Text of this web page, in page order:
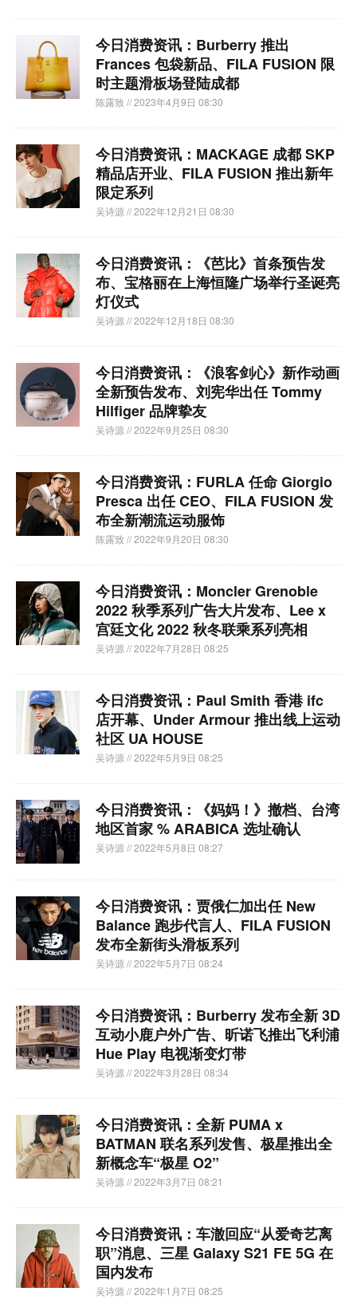
今日消费资讯：Burberry 推出
Frances 包袋新品、FILA FUSION 限
时主题滑板场登陆成都
陈露致// 2023年4月9日 08:30
今日消费资讯：MACKAGE 成都 SKP
精品店开业、FILA FUSION 推出新年
限定系列
吴诗源 // 2022年12月21日 08:30
今日消费资讯：《芭比》首条预告发
布、宝格丽在上海恒隆广场举行圣诞亮
灯仪式
吴诗源 // 2022年12月18日 08:30
今日消费资讯：《浪客剑心》新作动画
全新预告发布、刘宪华出任 Tommy
Hilfiger 品牌挚友
吴诗源 // 2022年9月25日 08:30
今日消费资讯：FURLA 任命 Giorgio
Presca 出任 CEO、FILA FUSION 发
布全新潮流运动服饰
陈露致// 2022年9月20日 08:30
今日消费资讯：Moncler Grenoble
2022 秋季系列广告大片发布、Lee x
宫廷文化 2022 秋冬联乘系列亮相
吴诗源 // 2022年7月28日 08:25
今日消费资讯：Paul Smith 香港 ifc
店开幕、Under Armour 推出线上运动
社区 UA HOUSE
吴诗源 // 2022年5月9日 08:25
今日消费资讯：《妈妈！》撤档、台湾
地区首家 % ARABICA 选址确认
吴诗源 // 2022年5月8日 08:27
今日消费资讯：贾俄仁加出任 New
Balance 跑步代言人、FILA FUSION
发布全新街头滑板系列
吴诗源 // 2022年5月7日 08:24
今日消费资讯：Burberry 发布全新 3D
互动小鹿户外广告、昕诺飞推出飞利浦
Hue Play 电视渐变灯带
吴诗源 // 2022年3月28日 08:34
今日消费资讯：全新 PUMA x
BATMAN 联名系列发售、极星推出全
新概念车“极星 O2”
吴诗源 // 2022年3月7日 08:21
今日消费资讯：车澈回应“从爱奇艺离
职”消息、三星 Galaxy S21 FE 5G 在
国内发布
吴诗源 // 2022年1月7日 08:25